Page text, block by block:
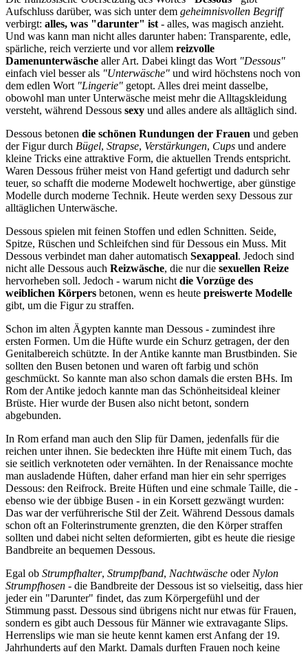
Aufschluss darüber, was sich unter dem geheimnisvollen Begriff
verbirgt: alles, was "darunter" ist - alles, was magisch anzieht.
Und was kann man nicht alles darunter haben: Transparente, edle,
spärliche, reich verzierte und vor allem reizvolle
Damenunterwäsche aller Art. Dabei klingt das Wort "Dessous"
einfach viel besser als "Unterwäsche" und wird höchstens noch von
dem edlen Wort "Lingerie" getopt. Alles drei meint dasselbe,
obowohl man unter Unterwäsche meist mehr die Alltagskleidung
versteht, während Dessous sexy und alles andere als alltäglich sind.
Dessous betonen die schönen Rundungen der Frauen und geben
der Figur durch Bügel, Strapse, Verstärkungen, Cups und andere
kleine Tricks eine attraktive Form, die aktuellen Trends entspricht.
Waren Dessous früher meist von Hand gefertigt und dadurch sehr
teuer, so schafft die moderne Modewelt hochwertige, aber günstige
Modelle durch moderne Technik. Heute werden sexy Dessous zur
alltäglichen Unterwäsche.
Dessous spielen mit feinen Stoffen und edlen Schnitten. Seide,
Spitze, Rüschen und Schleifchen sind für Dessous ein Muss. Mit
Dessous verbindet man daher automatisch Sexappeal. Jedoch sind
nicht alle Dessous auch Reizwäsche, die nur die sexuellen Reize
hervorheben soll. Jedoch - warum nicht die Vorzüge des
weiblichen Körpers betonen, wenn es heute preiswerte Modelle
gibt, um die Figur zu straffen.
Schon im alten Ägypten kannte man Dessous - zumindest ihre
ersten Formen. Um die Hüfte wurde ein Schurz getragen, der den
Genitalbereich schützte. In der Antike kannte man Brustbinden. Sie
sollten den Busen betonen und waren oft farbig und schön
geschmückt. So kannte man also schon damals die ersten BHs. Im
Rom der Antike jedoch kannte man das Schönheitsideal kleiner
Brüste. Hier wurde der Busen also nicht betont, sondern
abgebunden.
In Rom erfand man auch den Slip für Damen, jedenfalls für die
reichen unter ihnen. Sie bedeckten ihre Hüfte mit einem Tuch, das
sie seitlich verknoteten oder vernähten. In der Renaissance mochte
man ausladende Hüften, daher erfand man hier ein sehr sperriges
Dessous: den Reifrock. Breite Hüften und eine schmale Taille, die -
ebenso wie der übbige Busen - in ein Korsett gezwängt wurden:
Das war der verführerische Stil der Zeit. Während Dessous damals
schon oft an Folterinstrumente grenzten, die den Körper straffen
sollten und dabei nicht selten deformierten, gibt es heute die riesige
Bandbreite an bequemen Dessous.
Egal ob Strumpfhalter, Strumpfband, Nachtwäsche oder Nylon
Strumpfhosen - die Bandbreite der Dessous ist so vielseitig, dass hier
jeder ein "Darunter" findet, das zum Körpergefühl und der
Stimmung passt. Dessous sind übrigens nicht nur etwas für Frauen,
sondern es gibt auch Dessous für Männer wie extravagante Slips.
Herrenslips wie man sie heute kennt kamen erst Anfang der 19.
Jahrhunderts auf den Markt. Damals durften Frauen noch keine